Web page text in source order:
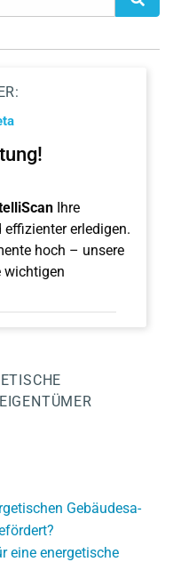
Ihre
erledigen.
hoch – unsere
wichtigen
Ge­bäu­des­a­
eine energetische